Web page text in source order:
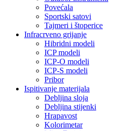
Povećala
Sportski satovi
Tajmeri i štoperice
Infracrveno grijanje
Hibridni modeli
ICP modeli
ICP-O modeli
ICP-S modeli
Pribor
Ispitivanje materijala
Debljina sloja
Debljina stijenki
Hrapavost
Kolorimetar